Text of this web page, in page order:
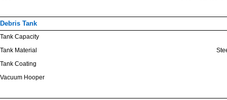
Debris Tank
Tank Capacity
Tank Material
Tank Coating
Vacuum Hooper